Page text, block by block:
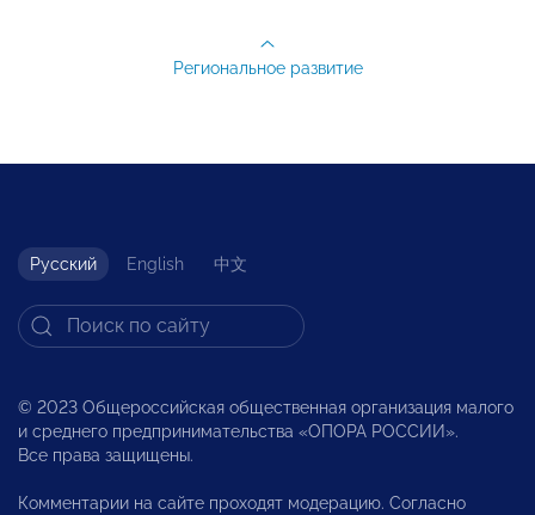
Региональное развитие
Русский English 中文
© 2023 Общероссийская общественная организация малого
и среднего предпринимательства «ОПОРА РОССИИ».
Все права защищены.
Комментарии на сайте проходят модерацию. Согласно